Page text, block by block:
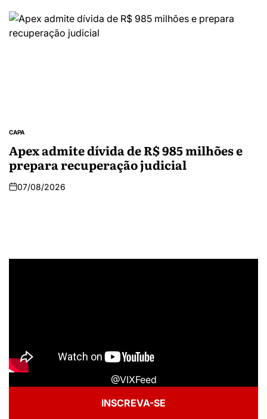
CAPA
Apex admite dívida de R$ 985 milhões e
prepara recuperação judicial
07/08/2026
@VIXFeed
INSCREVA-SE